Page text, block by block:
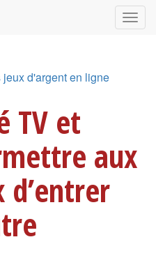
d'argent en ligne
TV et
aux
d’entrer